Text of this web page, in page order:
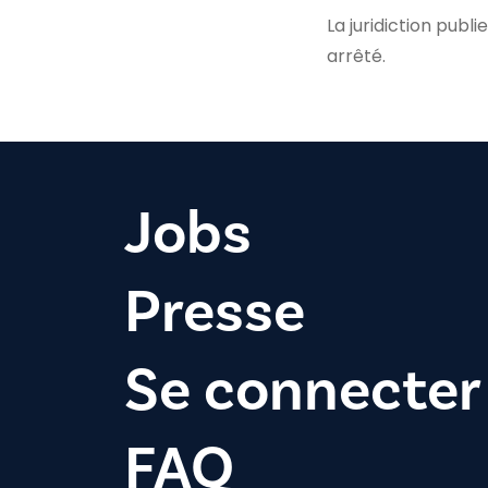
La juridiction
arrêté.
Jobs
Presse
Se connecter
FAQ